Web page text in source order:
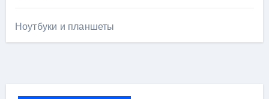
Ноутбуки и планшеты